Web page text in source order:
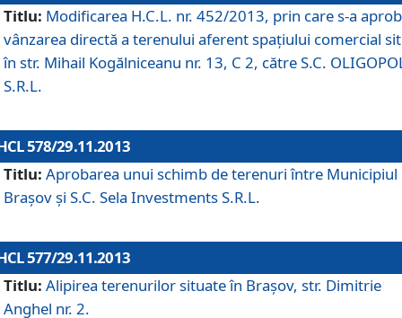
Titlu: Modificarea H.C.L. nr. 452/2013, prin care s-a
vânzarea directă a terenului aferent spaţiului comercial
în str. Mihail Kogălniceanu nr. 13, C 2, către S.C.
S.R.L.
578/29.11.2013
Titlu: Aprobarea unui schimb de terenuri între Municipiul
Braşov şi S.C. Sela Investments S.R.L.
577/29.11.2013
Titlu: Alipirea terenurilor situate în Braşov, str. Dimitrie
Anghel nr. 2.